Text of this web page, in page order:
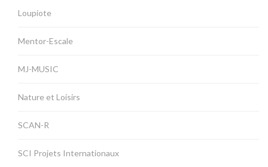
Loupiote
Mentor-Escale
MJ-MUSIC
Nature et Loisirs
SCAN-R
SCI Projets Internationaux